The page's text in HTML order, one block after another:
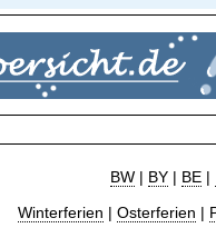
BW | BY | BE |
Winterferien | Osterferien |